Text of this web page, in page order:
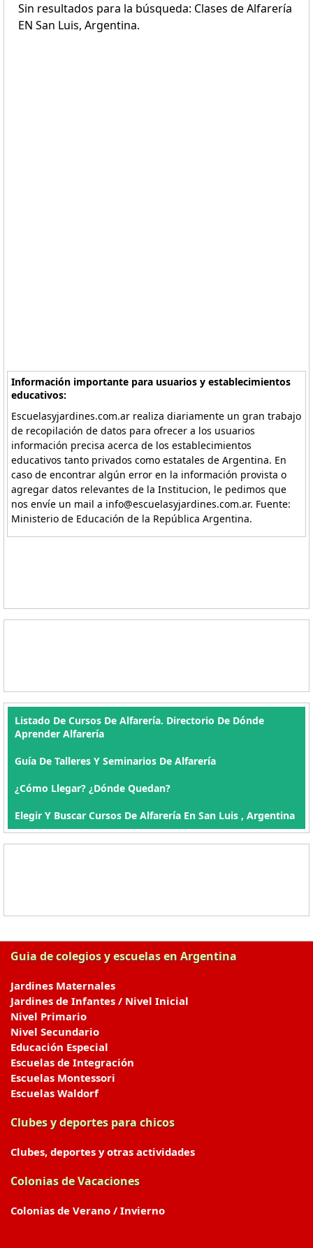
Sin resultados para la búsqueda: Clases de Alfarería
EN San Luis, Argentina.
Información importante para usuarios y establecimientos
educativos:
Escuelasyjardines.com.ar realiza diariamente un gran trabajo
de recopilación de datos para ofrecer a los usuarios
información precisa acerca de los establecimientos
educativos tanto privados como estatales de Argentina. En
caso de encontrar algún error en la información provista o
agregar datos relevantes de la Institucion, le pedimos que
nos envíe un mail a info@escuelasyjardines.com.ar. Fuente:
Ministerio de Educación de la República Argentina.
Listado De Cursos De Alfarería. Directorio De Dónde
Aprender Alfarería
Guía De Talleres Y Seminarios De Alfarería
¿Cómo Llegar? ¿Dónde Quedan?
Elegir Y Buscar Cursos De Alfarería En San Luis , Argentina
Guia de colegios y escuelas en Argentina
Jardines Maternales
Jardines de Infantes / Nivel Inicial
Nivel Primario
Nivel Secundario
Educación Especial
Escuelas de Integración
Escuelas Montessori
Escuelas Waldorf
Clubes y deportes para chicos
Clubes, deportes y otras actividades
Colonias de Vacaciones
Colonias de Verano / Invierno